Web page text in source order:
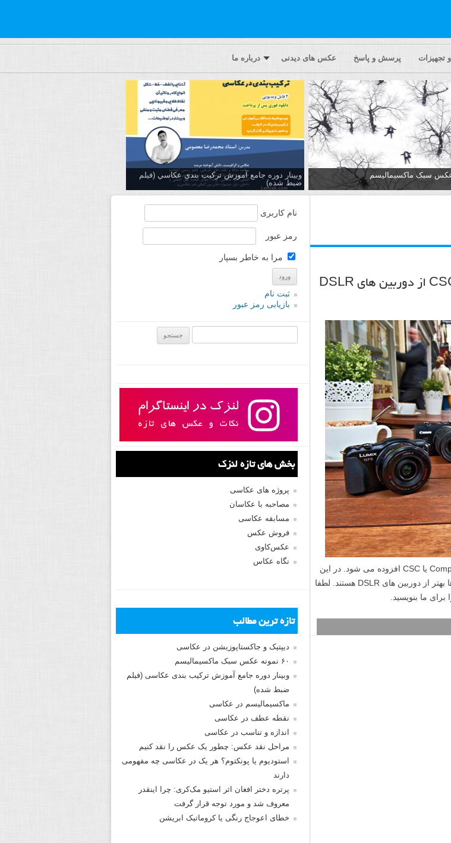
تجهیزات پرسش و پاسخ عکس های دیدنی درباره ما
وبینار دوره جامع آموزش تركيب بندي عكاسي (فیلم
ضبط شده)
روز به روز به محبوبیت دوربین های بدون آینه Compact System Camera یا CSC افزوده می شود. در این
مطلب لنزک می خواهیم مواردی را بیان کنیم که در آنها این دوربین ها بهتر از دوربین های DSLR هستند. لطفا
ما بنویسید.
نام کاربری
رمز عبور
مرا به خاطر بسپار
ثبت نام
بازیابی رمز عبور
بخش های تازه لنزک
پروژه های عکاسی
مصاحبه با عکاسان
مسابقه عکاسی
فروش عکس
عکس‌کاوی
نگاه عکاس
تازه ترین مطالب
دیپتیک و جاکستا‌پوزیشن در عکاسی
۶۰ نمونه عکس سبک ماکسیمالیسم
وبینار دوره جامع آموزش ترکیب بندی عکاسی (فیلم
ضبط شده)
ماکسیمالیسم در عکاسی
نقطه عطف در عکاسی
اندازه و تناسب در عکاسی
مراحل نقد عکس: چطور یک عکس را نقد کنیم
استودیوم یا پونکتوم؟ هر یک در عکاسی چه مفهومی
دارند
پرتره دختر افغان اثر استیو مک‌کری: چرا اینقدر
معروف شد و مورد توجه قرار گرفت
خطای اعوجاج رنگی یا کروماتیک ابریشن